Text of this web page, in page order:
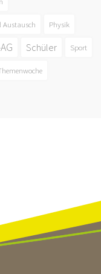
Austausch Physik
Schüler Sport